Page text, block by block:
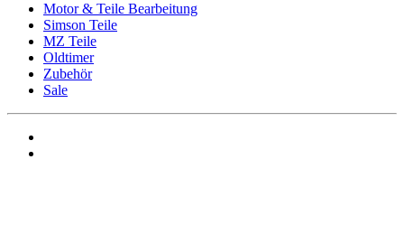
Motor & Teile Bearbeitung
Simson Teile
MZ Teile
Oldtimer
Zubehör
Sale